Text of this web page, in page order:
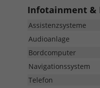
Infotainment &
Assistenzsysteme
Audioanlage
Bordcomputer
Navigationssystem
Telefon